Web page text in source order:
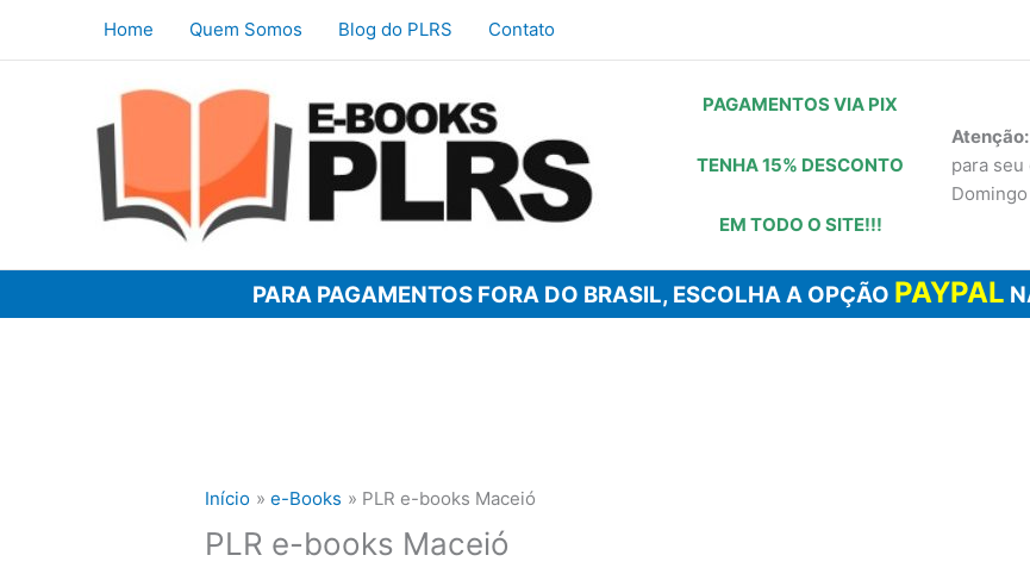
Home Quem Somos Blog do PLRS Contato
PAGAMENTOS VIA PIX
TENHA 15% DESCONTO
EM TODO O SITE!!!
Atenção:
para
PARA PAGAMENTOS FORA DO BRASIL, ESCOLHA A OPÇÃO PAYPAL
Início e-Books PLR e-books Maceió
PLR e-books Maceió